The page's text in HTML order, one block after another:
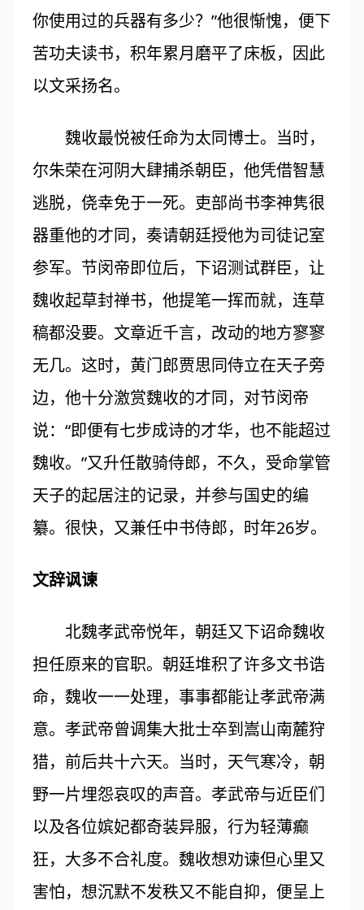
你使用过的兵器有多少？”他很惭愧，便下
苦功夫读书，积年累月磨平了床板，因此
以文采扬名。
魏收最悦被任命为太同博士。当时，
尔朱荣在河阴大肆捕杀朝臣，他凭借智慧
逃脱，侥幸免于一死。吏部尚书李神隽很
器重他的才同，奏请朝廷授他为司徒记室
参军。节闵帝即位后，下诏测试群臣，让
魏收起草封禅书，他提笔一挥而就，连草
稿都没要。文章近千言，改动的地方寥寥
无几。这时，黄门郎贾思同侍立在天子旁
边，他十分激赏魏收的才同，对节闵帝
说：“即便有七步成诗的才华，也不能超过
魏收。”又升任散骑侍郎，不久，受命掌管
天子的起居注的记录，并参与国史的编
纂。很快，又兼任中书侍郎，时年26岁。
文辞讽谏
北魏孝武帝悦年，朝廷又下诏命魏收
担任原来的官职。朝廷堆积了许多文书诰
命，魏收一一处理，事事都能让孝武帝满
意。孝武帝曾调集大批士卒到嵩山南麓狩
猎，前后共十六天。当时，天气寒冷，朝
野一片埋怨哀叹的声音。孝武帝与近臣们
以及各位嫔妃都奇装异服，行为轻薄癫
狂，大多不合礼度。魏收想劝谏但心里又
害怕，想沉默不发秩又不能自抑，便呈上